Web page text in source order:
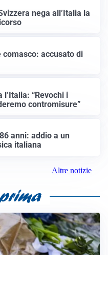
nega all’Italia la
accusato di
“Revochi i
contromisure”
anni: addio a un
italiana
Altre notizie